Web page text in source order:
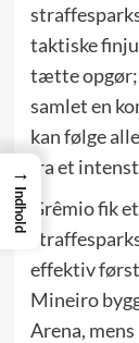
taktiske
tætte opgør;
samlet en
kan følge
fra et
Grêmio fik
effektiv
Mineiro
Arena,
→
Indhold